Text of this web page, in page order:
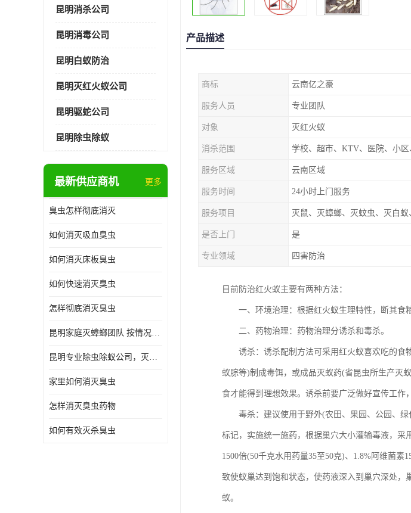
昆明消杀公司
昆明消毒公司
昆明白蚁防治
昆明灭红火蚁公司
昆明驱蛇公司
昆明除虫除蚁
最新供应商机 更多
臭虫怎样彻底消灭
如何消灭吸血臭虫
如何消灭床板臭虫
如何快速消灭臭虫
怎样彻底消灭臭虫
昆明家庭灭蟑螂团队 按情况提出解决方案
昆明专业除虫除蚁公司，灭鼠，灭蟑螂，灭蚊虫，灭白蚁，灭红火蚁
家里如何消灭臭虫
怎样消灭臭虫药物
如何有效灭杀臭虫
产品描述
商标 云南亿之豪
服务人员 专业团队
对象 灭红火蚁
消杀范围 学校、超市、KTV、医院、小
服务区域 云南区域
服务时间 24小时上门服务
服务项目
是否上门 是
专业领域 四害防治
目前防治红火蚁主要有两种方法：
一、环境治理：根据红火蚁生理特性，断其食粮
二、药物治理：药物治理分诱杀和毒杀。
诱杀：诱杀配制方法可采用红火蚁喜欢吃的食
蚁腙等)制成毒饵，或成品灭蚁药(省昆虫所生产灭
食才能得到理想效果。诱杀前要广泛做好宣传工作
毒杀：建议使用于野外(农田、果园、公园、绿
标记，实施统一施药，根据巢穴大小灌输毒液，采
1500倍(50千克水用药量35至50克)、1.8%阿维菌
致使蚁巢达到饱和状态，使药液深入到巢穴深处
蚁。